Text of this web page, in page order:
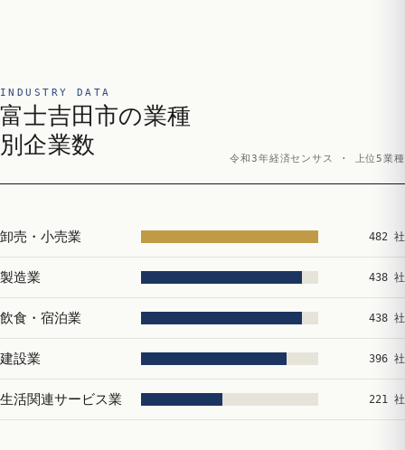
INDUSTRY DATA
富士吉田市の業種
別企業数
令和3年経済センサス · 上位5業種
卸売・小売業 482 社
製造業 438 社
飲食・宿泊業 438 社
建設業 396 社
生活関連サービス業 221 社